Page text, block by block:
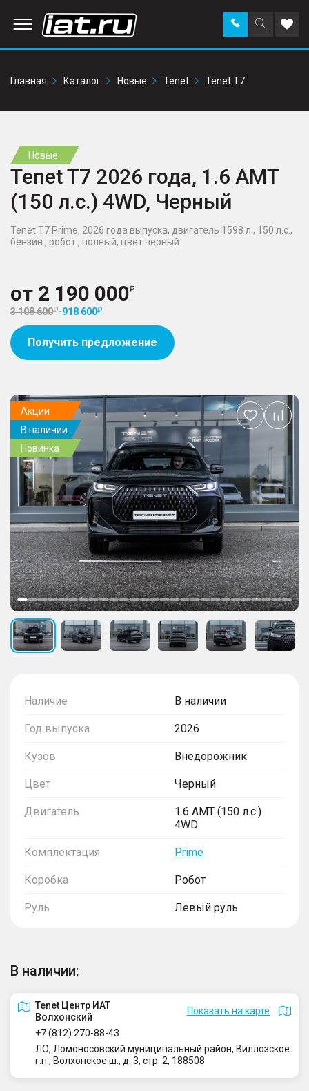
Поиск
по
Заказать
звонок в
Главная
Каталог Новые Tenet Tenet T7
Новые
Tenet T7 2026 года, 1.6 AMT
(150 л.с.) 4WD, Черный
Tenet T7 Prime, 2026 года выпуска, двигатель 1598 л., 150 л.с.,
бензин , робот , полный, цвет черный
от 2 190 000
3 108 600 -918 600
Получить предложение
Наличие В наличии
Год выпуска 2026
Кузов Внедорожник
Цвет Черный
Двигатель
1.6 AMT (150 л.с.)
4WD
Комплектация Prime
Коробка Робот
Руль Левый руль
В наличии:
Tenet Центр ИАТ
Волхонский
Показать на карте
+7 (812) 270-88-43
ЛО, Ломоносовский муниципальный район, Виллозское
г.п., Волхонское ш., д. 3, стр. 2, 188508
Акции
В наличии
Новинка
Добавить
в
избранное